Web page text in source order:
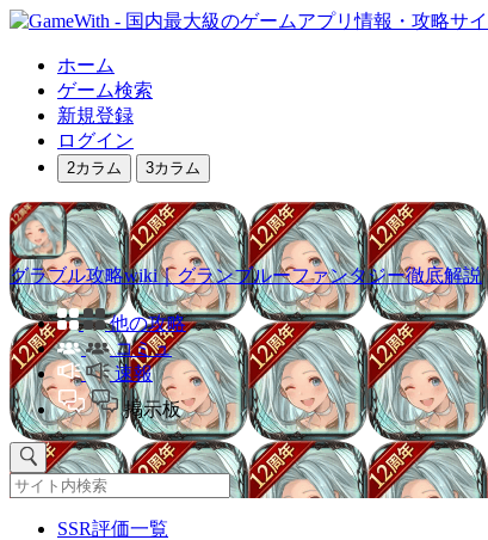
ホーム
ゲーム検索
新規登録
ログイン
2カラム 3カラム
グラブル攻略wiki｜グランブルーファンタジー徹底解説
他の攻略
コミュ
速報
掲示板
SSR評価一覧